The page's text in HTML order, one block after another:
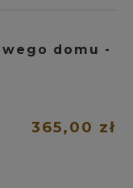
domu -
365,00 zł